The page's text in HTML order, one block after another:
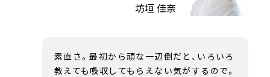
坊垣 佳奈
素直さ。最初から頑な一辺倒だと、いろいろ
教えても吸収してもらえない気がするので。